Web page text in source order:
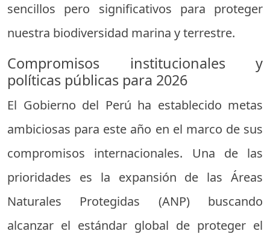
sencillos pero significativos para proteger
nuestra biodiversidad marina y terrestre.
Compromisos institucionales y
políticas públicas para 2026
El Gobierno del Perú ha establecido metas
ambiciosas para este año en el marco de sus
compromisos internacionales. Una de las
prioridades es la expansión de las Áreas
Naturales Protegidas (ANP) buscando
alcanzar el estándar global de proteger el